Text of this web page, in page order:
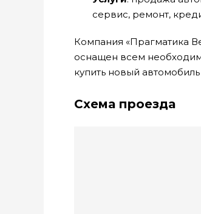
сервис, ремонт,
Компания «Прагматика
оснащен всем
купить новый
Схема проезда